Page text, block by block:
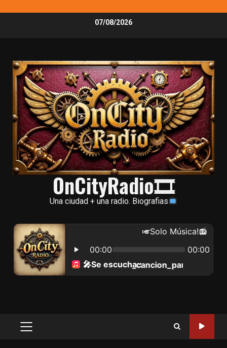
07/08/2026
OnCityRadio🎞
Una ciudad + una radio. Biografias
Primary